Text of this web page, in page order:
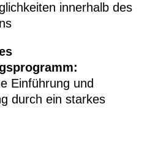
innerhalb des
Einführung und
durch ein starkes